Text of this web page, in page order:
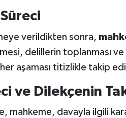
verildikten sonra,
delillerin toplanması ve
aşaması titizlikle takip
ve Dilekçenin
mahkeme, davayla ilgili